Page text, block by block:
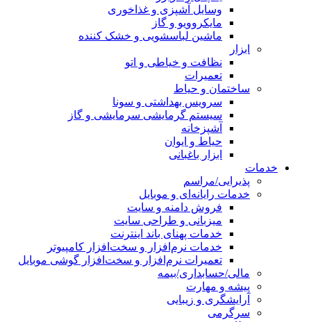
وسایل آشپزی و غذاخوری
مایکروویو و گاز
ماشین لباسشویی و خشک کننده
ابزار
نظافت و خیاطی و اتو
تعمیرات
ساختمان و حیاط
سرویس بهداشتی و سونا
سیستم گرمایشی سرمایشی و گاز
آشپزخانه
حیاط و ایوان
ابزار باغبانی
خدمات
پذیرایی/مراسم
خدمات رایانه‌ای و موبایل
فروش دامنه و سایت
میزبانی و طراحی سایت
خدمات پهنای باند اینترنت
خدمات نرم‌افزار و سخت‌افزار کامپیوتر
تعمیرات نرم‌افزار و سخت‌افزار گوشی موبایل
مالی/حسابداری/بیمه
پیشه و مهارت
آرایشگری و زیبایی
سرگرمی